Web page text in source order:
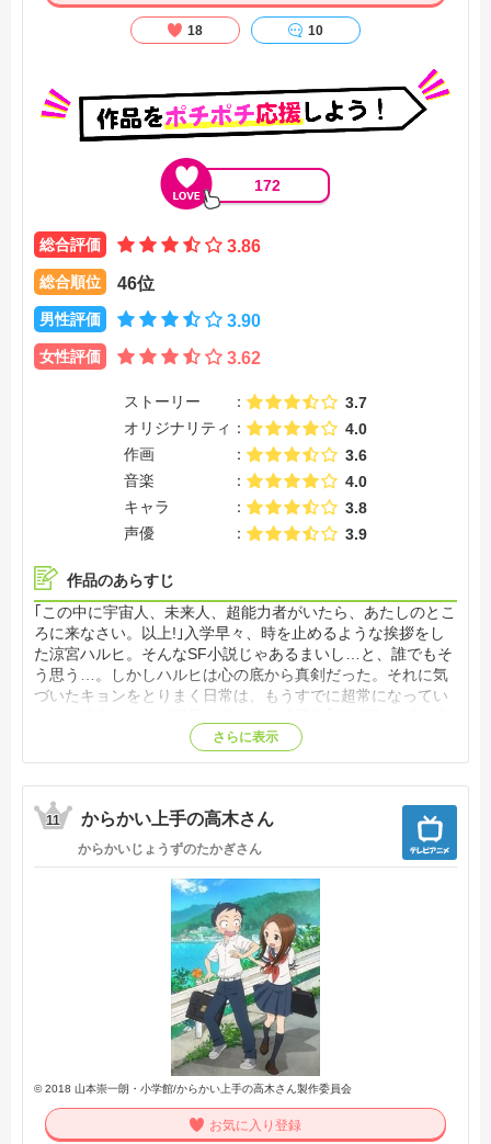
18 10
172
総合評価 3.86
総合順位 46位
男性評価 3.90
女性評価 3.62
ストーリー
3.7
オリジナリティ
4.0
作画
3.6
音楽
4.0
キャラ
3.8
声優
3.9
作品のあらすじ
｢この中に宇宙人、未来人、超能力者がいたら、あたしのとこ
ろに来なさい。以上!｣入学早々、時を止めるような挨拶をし
た涼宮ハルヒ。そんなSF小説じゃあるまいし…と、誰でもそ
う思う…。しかしハルヒは心の底から真剣だった。それに気
づいたキョンをとりまく日常は、もうすでに超常になってい
げるSF風味の学園ストーリー。【公式サイト他参照】
さらに表示
11 からかい上手の高木さん
からかいじょうずのたかぎさん
© 2018 山本崇一朗・小学館/からかい上手の高木さん製作委員会
お気に入り登録